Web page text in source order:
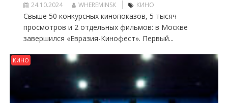
24.10.2024 WHEREMINSK КИНО
Свыше 50 конкурсных кинопоказов, 5 тысяч
просмотров и 2 отдельных фильмов: в Москве
завершился «Евразия-Кинофест». Первый...
КИНО